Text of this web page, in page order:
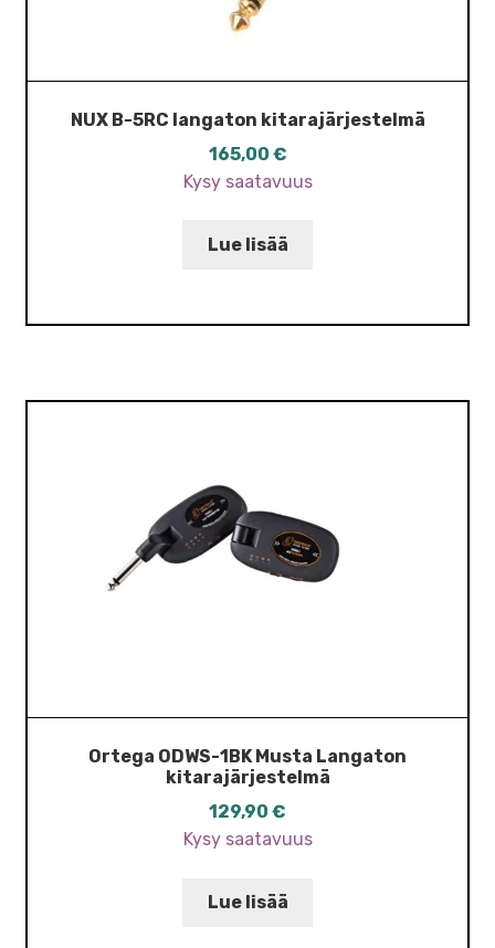
NUX B-5RC langaton kitarajärjestelmä
165,00 €
Kysy saatavuus
Lue lisää
Ortega ODWS-1BK Musta Langaton
kitarajärjestelmä
129,90 €
Kysy saatavuus
Lue lisää